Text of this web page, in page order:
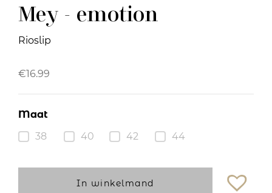
Mey - emotion
Rioslip
€16.99
Maat
38
40 42 44
In winkelmand